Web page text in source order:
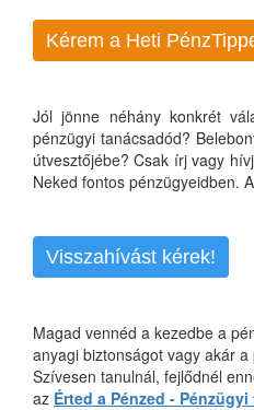
Kérem a Heti
Jól jönne néhány konkrét
pénzügyi tanácsadód?
útvesztőjébe? Csak írj vagy
Neked fontos pénzügyeidben.
Visszahívást kérek!
Magad vennéd a kezedbe a
anyagi biztonságot vagy akár
Szívesen tanulnál, fejlődnél
az Érted a Pénzed -